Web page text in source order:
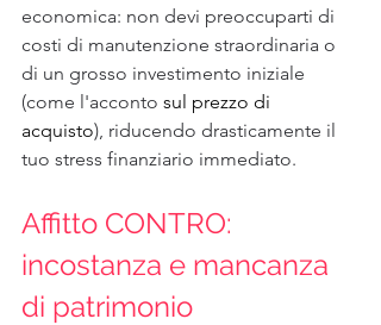
economica: non devi preoccuparti di
costi di manutenzione straordinaria o
di un grosso investimento iniziale
(come l'acconto sul prezzo di
acquisto), riducendo drasticamente il
tuo stress finanziario immediato.
Affitto CONTRO:
incostanza e mancanza
di patrimonio